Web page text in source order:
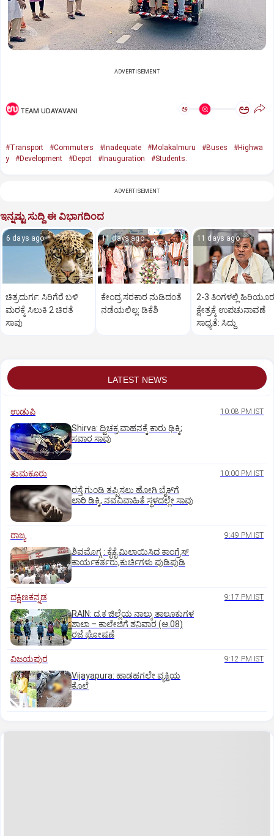
ADVERTISEMENT
TEAM UDAYAVANI ಅ ಅ
#Transport #Commuters #Inadequate #Molakalmuru #Buses
#Highwa
y
#Development #Depot #Inauguration #Students.
ADVERTISEMENT
ಇನ್ನಷ್ಟು ಸುದ್ದಿ ಈ ವಿಭಾಗದಿಂದ
6 days ago
ಚಿತ್ರದುರ್ಗ: ಸಿರಿಗೆರೆ ಬಳಿ
ಮರಕ್ಕೆ ಸಿಲುಕಿ 2 ಚಿರತೆ
ಸಾವು
11 days ago
ಕೇಂದ್ರ ಸರಕಾರ ನುಡಿದಂತೆ
ನಡೆಯಲಿಲ್ಲ: ಡಿಕೆಶಿ
11 days ago
2-3 ತಿಂಗಳಲ್ಲಿ
ಕ್ಷೇತ್ರಕ್ಕೆ ಉಪಚುನಾವಣೆ
ಸಾಧ್ಯತೆ: ಸಿದ್ದು
LATEST NEWS
ಉಡುಪಿ 10:08 PM IST
Shirva: ದ್ವಿಚಕ್ರ ವಾಹನಕ್ಕೆ ಕಾರು ಢಿಕ್ಕಿ;
ಸವಾರ ಸಾವು
ತುಮಕೂರು 10:00 PM IST
ರಸ್ತೆ ಗುಂಡಿ ತಪ್ಪಿಸಲು ಹೋಗಿ ಬೈಕ್‌ಗೆ
ಲಾರಿ ಡಿಕ್ಕಿ, ನವವಿವಾಹಿತೆ ಸ್ಥಳದಲ್ಲೇ ಸಾವು
ರಾಜ್ಯ 9:49 PM IST
ಶಿವಮೊಗ್ಗ : ಕೈಕೈ ಮಿಲಾಯಿಸಿದ ಕಾಂಗ್ರೆಸ್
ಕಾರ್ಯಕರ್ತರು,ಕುರ್ಚಿಗಳು ಪುಡಿಪುಡಿ
ದಕ್ಷಿಣಕನ್ನಡ 9:17 PM IST
RAIN: ದ.ಕ ಜಿಲ್ಲೆಯ ನಾಲ್ಕು ತಾಲೂಕುಗಳ
ಶಾಲಾ – ಕಾಲೇಜಿಗೆ ಶನಿವಾರ (ಆ.08)
ರಜೆ ಘೋಷಣೆ
ವಿಜಯಪುರ 9:12 PM IST
Vijayapura: ಹಾಡಹಗಲೇ ವ್ಯಕ್ತಿಯ
ಕೊಲೆ